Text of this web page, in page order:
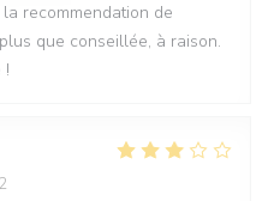
recommendation de
que conseillée, à raison.
!